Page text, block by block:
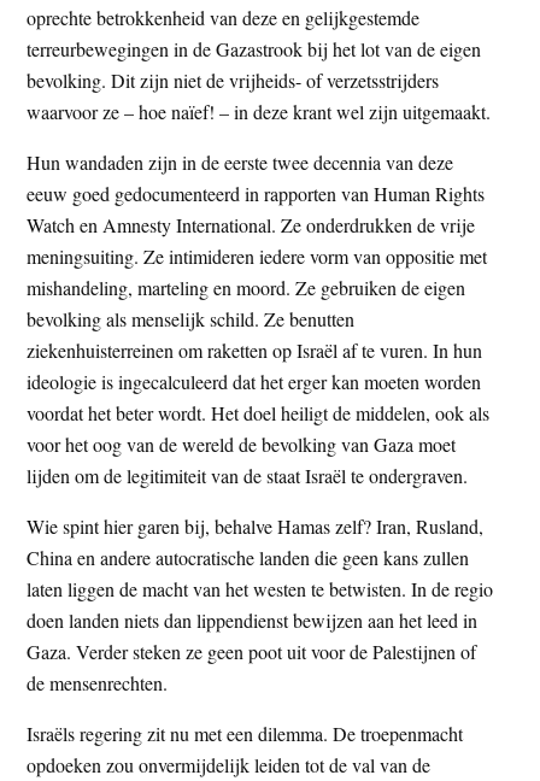
oprechte betrokkenheid van deze en gelijkgestemde
terreurbewegingen in de Gazastrook bij het lot van de eigen
bevolking. Dit zijn niet de vrijheids- of verzetsstrijders
waarvoor ze – hoe naïef! – in deze krant wel zijn uitgemaakt.
Hun wandaden zijn in de eerste twee decennia van deze
eeuw goed gedocumenteerd in rapporten van Human Rights
Watch en Amnesty International. Ze onderdrukken de vrije
meningsuiting. Ze intimideren iedere vorm van oppositie met
mishandeling, marteling en moord. Ze gebruiken de eigen
bevolking als menselijk schild. Ze benutten
ziekenhuisterreinen om raketten op Israël af te vuren. In hun
ideologie is ingecalculeerd dat het erger kan moeten worden
voordat het beter wordt. Het doel heiligt de middelen, ook als
voor het oog van de wereld de bevolking van Gaza moet
lijden om de legitimiteit van de staat Israël te ondergraven.
Wie spint hier garen bij, behalve Hamas zelf? Iran, Rusland,
China en andere autocratische landen die geen kans zullen
laten liggen de macht van het westen te betwisten. In de regio
doen landen niets dan lippendienst bewijzen aan het leed in
Gaza. Verder steken ze geen poot uit voor de Palestijnen of
de mensenrechten.
Israëls regering zit nu met een dilemma. De troepenmacht
opdoeken zou onvermijdelijk leiden tot de val van de